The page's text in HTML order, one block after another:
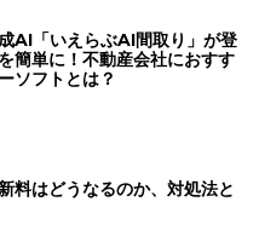
AI「いえらぶAI間取り」が登
簡単に！不動産会社におすす
ソフトとは？
料はどうなるのか、対処法と